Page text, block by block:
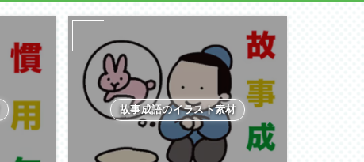
故事成語のイラスト素材